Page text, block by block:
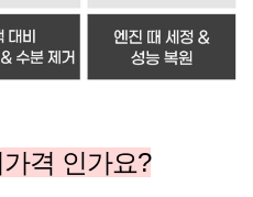
격 인가요?